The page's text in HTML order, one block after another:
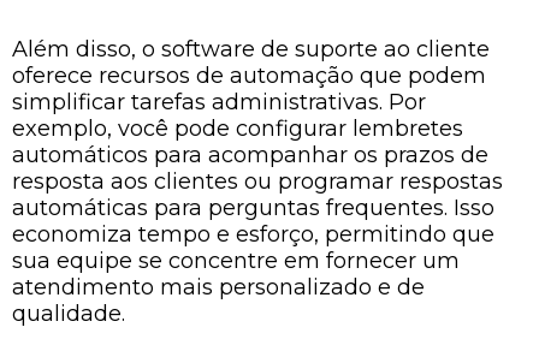
Além disso, o software de suporte ao cliente
oferece recursos de automação que podem
simplificar tarefas administrativas. Por
exemplo, você pode configurar lembretes
automáticos para acompanhar os prazos de
resposta aos clientes ou programar respostas
automáticas para perguntas frequentes. Isso
economiza tempo e esforço, permitindo que
sua equipe se concentre em fornecer um
atendimento mais personalizado e de
qualidade.